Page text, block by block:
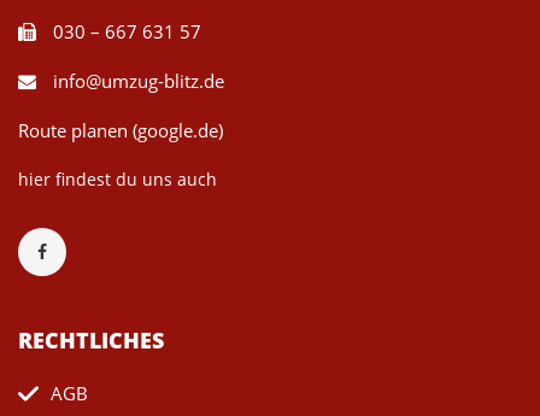
030 – 667 631 57
info@umzug-blitz.de
Route planen (google.de)
hier findest du uns auch
RECHTLICHES
AGB